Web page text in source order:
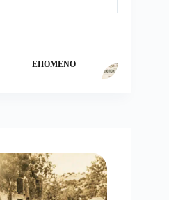
ΕΠΌΜΕΝΟ